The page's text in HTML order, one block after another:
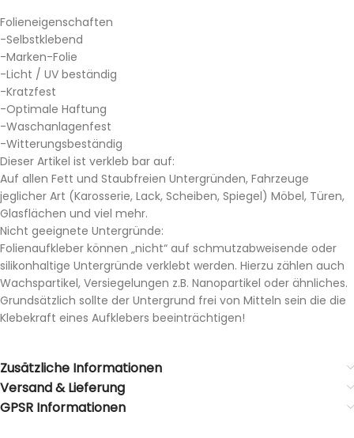
Folieneigenschaften
-Selbstklebend
-Marken-Folie
-Licht / UV beständig
-Kratzfest
-Optimale Haftung
-Waschanlagenfest
-Witterungsbeständig
Dieser Artikel ist verkleb bar auf:
Auf allen Fett und Staubfreien Untergründen, Fahrzeuge
jeglicher Art (Karosserie, Lack, Scheiben, Spiegel) Möbel, Türen,
Glasflächen und viel mehr.
Nicht geeignete Untergründe:
Folienaufkleber können „nicht“ auf schmutzabweisende oder
silikonhaltige Untergründe verklebt werden. Hierzu zählen auch
Wachspartikel, Versiegelungen z.B. Nanopartikel oder ähnliches.
Grundsätzlich sollte der Untergrund frei von Mitteln sein die die
Klebekraft eines Aufklebers beeinträchtigen!
Zusätzliche Informationen
Versand & Lieferung
GPSR Informationen